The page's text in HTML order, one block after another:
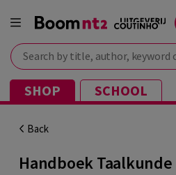
Search by title, author, keyword or ISBN
SHOP SCHOOL
Back
Handboek Taalkunde